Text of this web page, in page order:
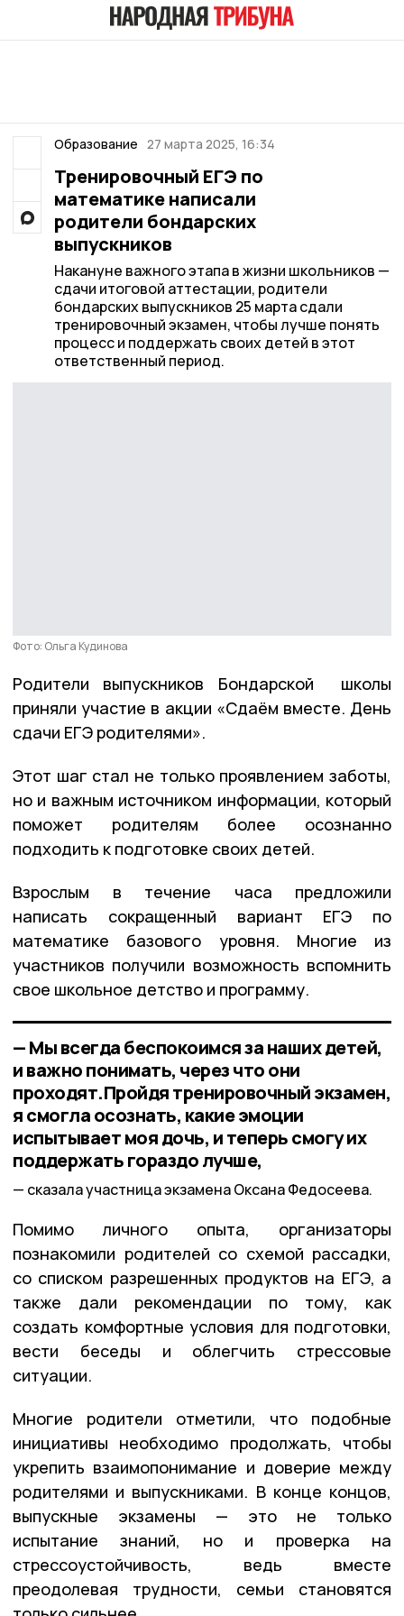
Образование 27 марта 2025, 16:34
Тренировочный ЕГЭ по
математике написали
родители бондарских
выпускников
Накануне важного этапа в жизни школьников —
сдачи итоговой аттестации, родители
бондарских выпускников 25 марта сдали
тренировочный экзамен, чтобы лучше понять
процесс и поддержать своих детей в этот
ответственный период.
Фото: Ольга Кудинова
Родители выпускников Бондарской школы
приняли участие в акции «Сдаём вместе. День
сдачи ЕГЭ родителями».
Этот шаг стал не только проявлением заботы,
но и важным источником информации, который
поможет родителям более осознанно
подходить к подготовке своих детей.
Взрослым в течение часа предложили
написать сокращенный вариант ЕГЭ по
математике базового уровня. Многие из
участников получили возможность вспомнить
свое школьное детство и программу.
— Мы всегда беспокоимся за наших детей,
и важно понимать, через что они
проходят.Пройдя тренировочный экзамен,
я смогла осознать, какие эмоции
испытывает моя дочь, и теперь смогу их
поддержать гораздо лучше,
сказала участница экзамена Оксана Федосеева.
Помимо личного опыта, организаторы
познакомили родителей со схемой рассадки,
со списком разрешенных продуктов на ЕГЭ, а
также дали рекомендации по тому, как
создать комфортные условия для подготовки,
вести беседы и облегчить стрессовые
ситуации.
Многие родители отметили, что подобные
инициативы необходимо продолжать, чтобы
укрепить взаимопонимание и доверие между
родителями и выпускниками. В конце концов,
выпускные экзамены — это не только
испытание знаний, но и проверка на
стрессоустойчивость, ведь вместе
преодолевая трудности, семьи становятся